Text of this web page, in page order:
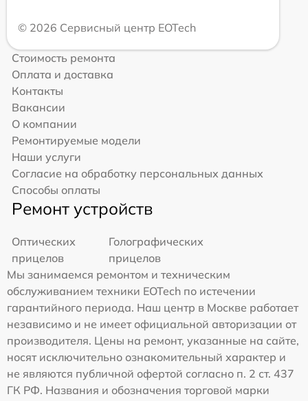
© 2026 Сервисный центр EOTech
Стоимость ремонта
Оплата и доставка
Контакты
Вакансии
О компании
Ремонтируемые модели
Наши услуги
Согласие на обработку персональных данных
Способы оплаты
Ремонт устройств
Оптических
прицелов
Голографических
прицелов
Мы занимаемся ремонтом и техническим
обслуживанием техники EOTech по истечении
гарантийного периода. Наш центр в Москве работает
независимо и не имеет официальной авторизации от
производителя. Цены на ремонт, указанные на сайте,
носят исключительно ознакомительный характер и
не являются публичной офертой согласно п. 2 ст. 437
ГК РФ. Названия и обозначения торговой марки